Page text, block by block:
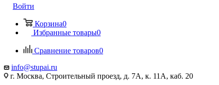
Войти
Корзина0
Избранные товары0
Сравнение товаров0
info@stupai.ru
г. Москва, Строительный проезд, д. 7А, к. 11А, каб. 20